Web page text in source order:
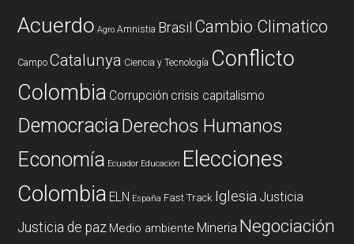
Acuerdo Agro Amnistia Brasil Cambio Climatico
Campo Catalunya Ciencia y Tecnología Conflicto
Colombia Corrupción crisis capitalismo
DemocraciaDerechos Humanos
Economía Ecuador Educación Elecciones
Colombia ELN España Fast Track Iglesia Justicia
Justicia de paz Medio ambiente Mineria Negociación